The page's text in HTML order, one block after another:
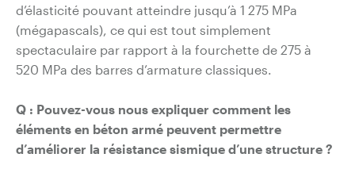
d’élasticité pouvant atteindre jusqu’à 1 275 MPa
(mégapascals), ce qui est tout simplement
spectaculaire par rapport à la fourchette de 275 à
520 MPa des barres d’armature classiques.
Q : Pouvez-vous nous expliquer comment les
éléments en béton armé peuvent permettre
d’améliorer la résistance sismique d’une structure ?